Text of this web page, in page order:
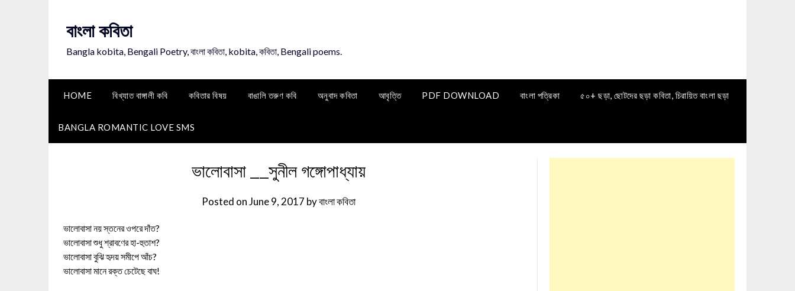
বাংলা কবিতা
Bangla kobita, Bengali Poetry, বাংলা কবিতা, kobita, কবিতা, Bengali poems.
HOME বিখ্যাত বাঙ্গালী কবি কবিতার বিষয় বাঙালি তরুণ কবি অনুবাদ কবিতা আবৃত্তি PDF DOWNLOAD বাংলা পত্রিকা ৫০+ ছড়া, ছোটদের ছড়া কবিতা, চিরায়িত বাংলা ছড়া
BANGLA ROMANTIC LOVE SMS
ভালোবাসা __সুনীল গঙ্গোপাধ্যায়
Posted onJune 9, 2017 byবাংলা কবিতা
ভালোবাসা নয় স্তনের ওপরে দাঁত?
ভালোবাসা শুধু শ্রাবণের হা-হুতাশ?
ভালোবাসা বুঝি হৃদয় সমীপে আঁচ?
ভালোবাসা মানে রক্ত চেটেছে বাঘ!